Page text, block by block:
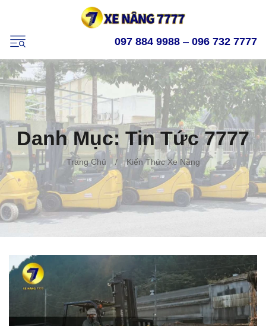
097 884 9988 – 096 732 7777
Danh Mục: Tin Tức 7777
Trang Chủ / Kiến Thức Xe Nâng